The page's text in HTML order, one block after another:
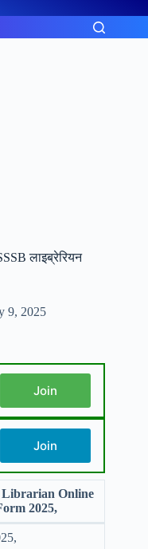
लाइब्रेरियन
9, 2025
Join
Join
Librarian Online
2025,